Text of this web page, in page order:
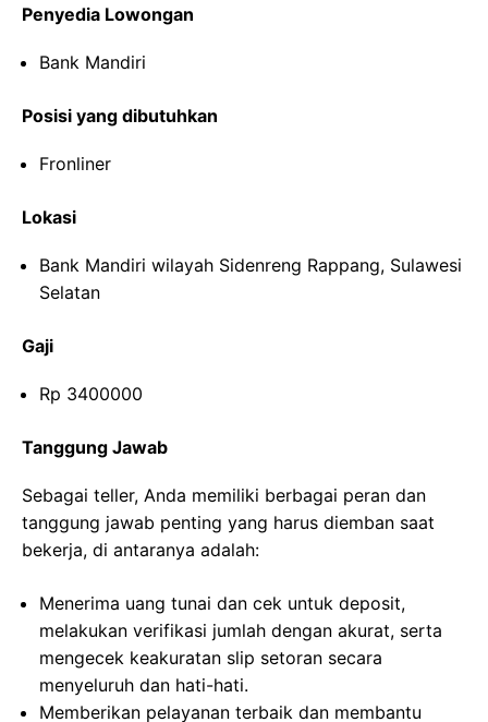
Penyedia Lowongan
Bank Mandiri
Posisi yang dibutuhkan
Fronliner
Lokasi
Bank Mandiri wilayah Sidenreng Rappang, Sulawesi
Selatan
Gaji
Rp 3400000
Tanggung Jawab
Sebagai teller, Anda memiliki berbagai peran dan
tanggung jawab penting yang harus diemban saat
bekerja, di antaranya adalah:
Menerima uang tunai dan cek untuk deposit,
melakukan verifikasi jumlah dengan akurat, serta
mengecek keakuratan slip setoran secara
menyeluruh dan hati-hati.
Memberikan pelayanan terbaik dan membantu